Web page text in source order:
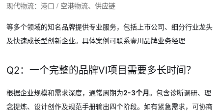
现代物流：港口 / 空港物流、供应链
等多个领域的知名品牌提供专业服务，包括上市公司、细分行业龙头
及快速成长型创新企业。具体案例可联系壹川品牌业务经理
Q2：一个完整的品牌VI项目需要多长时间？
根据企业规模和需求深度，通常周期为2-3个月。包含诊断调研、理
念提炼、设计创作及规范手册输出四个阶段。如有紧急需求，可协商